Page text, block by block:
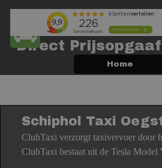
Bagage? Gebruik De Taxi
+3120-
Direct
Home
Schiphol Taxi
ClubTaxi verzorgt taxivervoer door
ClubTaxi bestaat uit de Tesla